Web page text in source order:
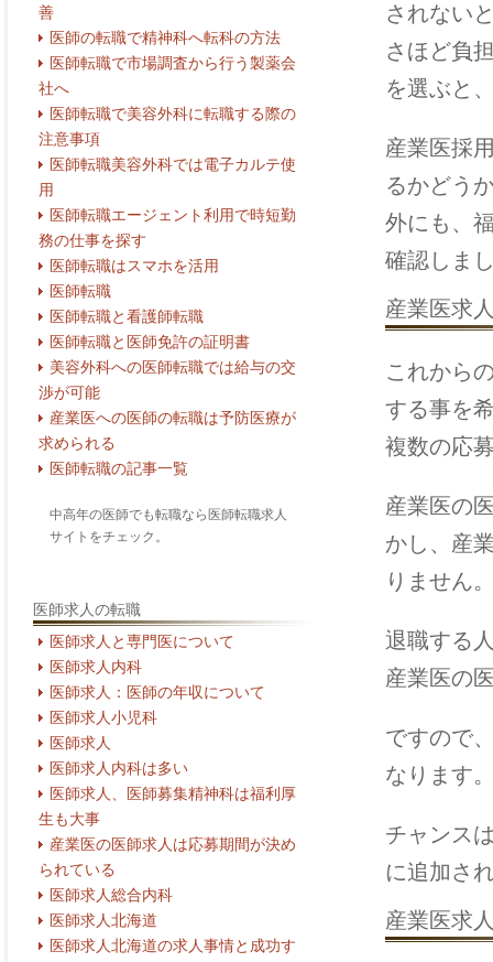
善
医師の転職で精神科へ転科の方法
医師転職で市場調査から行う製薬会
社へ
医師転職で美容外科に転職する際の
注意事項
医師転職美容外科では電子カルテ使
用
医師転職エージェント利用で時短勤
務の仕事を探す
医師転職はスマホを活用
医師転職
医師転職と看護師転職
医師転職と医師免許の証明書
美容外科への医師転職では給与の交
渉が可能
産業医への医師の転職は予防医療が
求められる
医師転職の記事一覧
中高年の医師でも転職なら医師転職求人
サイトをチェック。
医師求人の転職
医師求人と専門医について
医師求人内科
医師求人：医師の年収について
医師求人小児科
医師求人
医師求人内科は多い
医師求人、医師募集精神科は福利厚
生も大事
産業医の医師求人は応募期間が決め
られている
医師求人総合内科
医師求人北海道
医師求人北海道の求人事情と成功す
されない
さほど負
を選ぶと
産業医採
るかどう
外にも、
確認しま
産業医求
これから
する事を
複数の応
産業医の
かし、産
りません
退職する
産業医の
ですので
なります
チャンス
に追加さ
産業医求